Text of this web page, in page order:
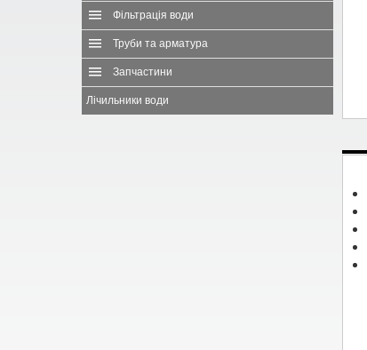
Фільтрація води
Труби та арматура
Запчастини
Лічильники води